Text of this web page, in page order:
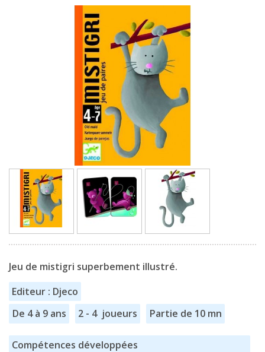
Jeu de mistigri superbement illustré.
Editeur : Djeco
De 4 à 9 ans
2 - 4 joueurs Partie de 10 mn
Compétences développées